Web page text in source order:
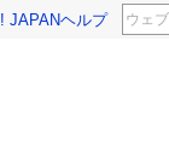
JAPANヘルプ